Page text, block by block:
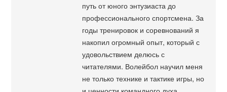
путь от юного энтузиаста до
профессионального спортсмена. За
годы тренировок и соревнований я
накопил огромный опыт, который с
удовольствием делюсь с
читателями. Волейбол научил меня
не только технике и тактике игры, но